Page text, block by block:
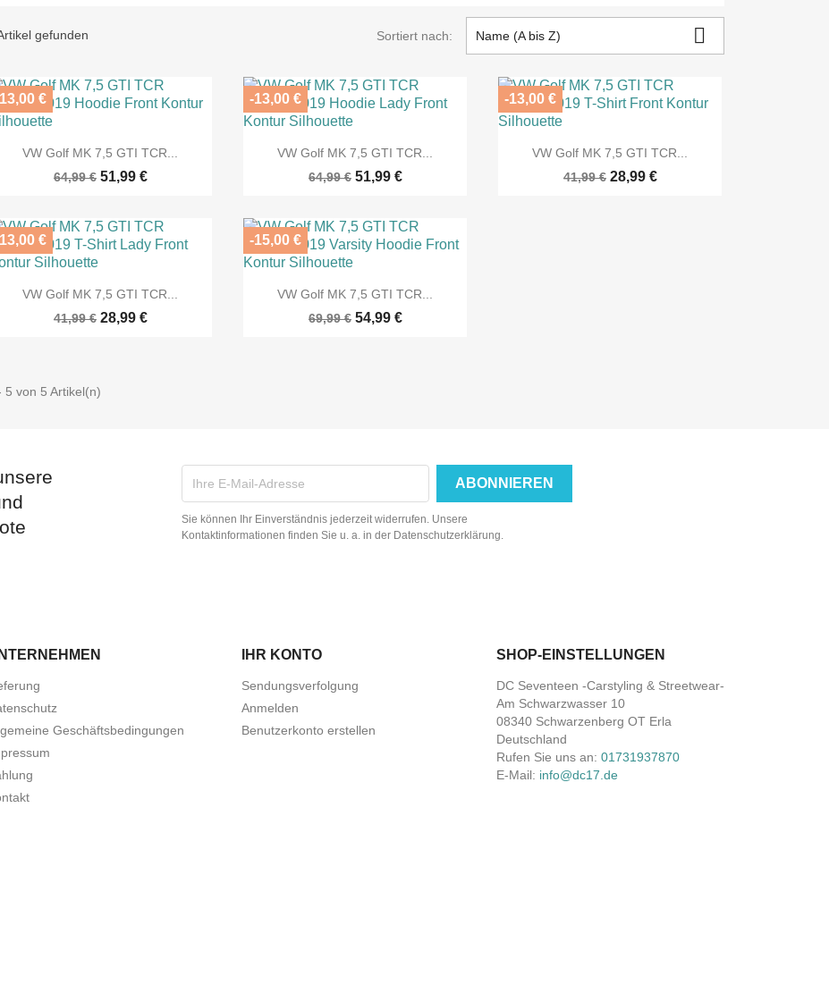
gefunden Sortiert nach: Name (A bis Z) 
 Vorschau
VW Golf MK 7,5 GTI TCR...
64,99 € 51,99 €
€
 Vorschau
VW Golf MK 7,5 GTI TCR...
64,99 € 51,99 €
-13,00 €
 Vorschau
VW Golf MK 7,5 GTI TCR...
41,99 € 28,99 €
-13,00 €
 Vorschau
VW Golf MK 7,5 GTI TCR...
41,99 € 28,99 €
€
 Vorschau
VW Golf MK 7,5 GTI TCR...
69,99 € 54,99 €
-15,00 €
5 von 5 Artikel(n)
Sie können Ihr Einverständnis jederzeit widerrufen. Unsere
Kontaktinformationen finden Sie u. a. in der Datenschutzerklärung.
Geschäftsbedingungen
IHR KONTO
Sendungsverfolgung
Anmelden
Benutzerkonto erstellen
SHOP-EINSTELLUNGEN
DC Seventeen -Carstyling & Streetwear-
Am Schwarzwasser 10
08340 Schwarzenberg OT Erla
Deutschland
Rufen Sie uns an: 01731937870
E-Mail: info@dc17.de